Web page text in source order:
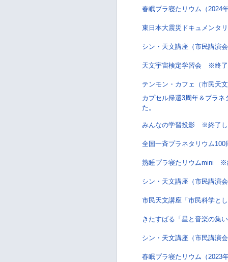
春眠プラ寝たリウム（
東日本大震災ドキュメンタ
シン・天文講座（市民講演
天文宇宙検定学習会 ※終了
テンモン・カフェ（市民
カプセル帰還3周年＆プラ
た。
みんなの学習投影 ※終了し
全国一斉プラネタリウム
熟睡プラ寝たリウムmini ※
シン・天文講座（市民講演
市民天文講座「市民科学と
きたすばる「星と音楽の
シン・天文講座（市民講演
春眠プラ寝たリウム（